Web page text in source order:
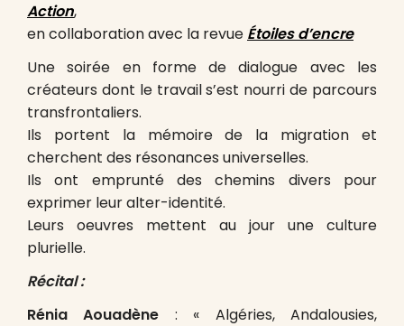
Action,
en collaboration avec la revue Étoiles d’encre
Une soirée en forme de dialogue avec les
créateurs dont le travail s’est nourri de parcours
transfrontaliers.
Ils portent la mémoire de la migration et
cherchent des résonances universelles.
Ils ont emprunté des chemins divers pour
exprimer leur alter-identité.
Leurs oeuvres mettent au jour une culture
plurielle.
Récital :
Rénia Aouadène : « Algéries, Andalousies,